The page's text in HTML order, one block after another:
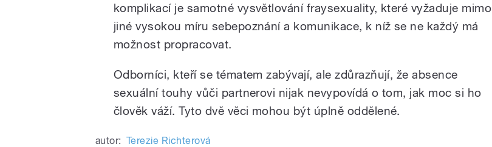
komplikací je samotné vysvětlování fraysexuality, které vyžaduje mimo
jiné vysokou míru sebepoznání a komunikace, k níž se ne každý má
možnost propracovat.
Odborníci, kteří se tématem zabývají, ale zdůrazňují, že absence
sexuální touhy vůči partnerovi nijak nevypovídá o tom, jak moc si ho
člověk váží. Tyto dvě věci mohou být úplně oddělené.
autor: Terezie Richterová